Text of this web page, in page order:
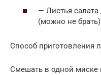
— Листья
(можно не
Способ приготовления
Смешать в одной миске